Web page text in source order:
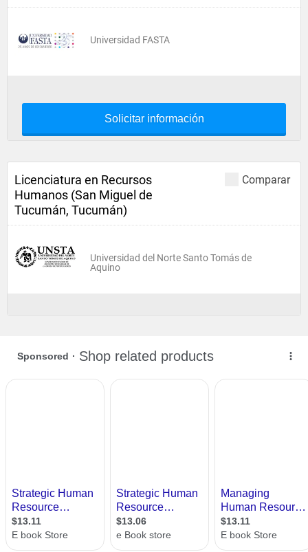
Universidad FASTA
Solicitar información
Comparar
Licenciatura en Recursos
Humanos (San Miguel de
Tucumán, Tucumán)
Universidad del Norte Santo Tomás de
Aquino